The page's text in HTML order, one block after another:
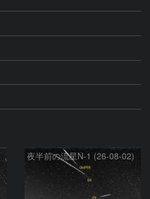
夜半前の流星N-1 (26-08-02)